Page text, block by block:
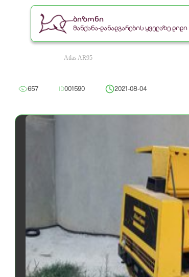
ბიზონი
მანქანა-დანადგარების ყველაზე
Atlas AR95
657 ID001590 2021-08-04